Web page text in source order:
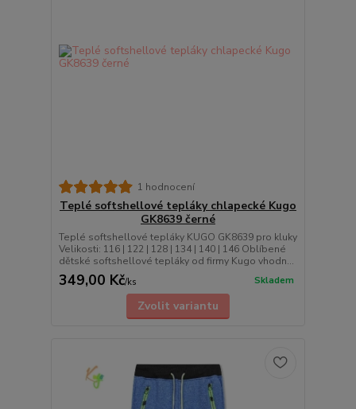
1 hodnocení
Teplé softshellové tepláky chlapecké Kugo
GK8639 černé
Teplé softshellové tepláky KUGO GK8639 pro kluky
Velikosti: 116 | 122 | 128 | 134 | 140 | 146 Oblíbené
dětské softshellové tepláky od firmy Kugo vhodn...
349,00 Kč/ks Skladem
Zvolit variantu